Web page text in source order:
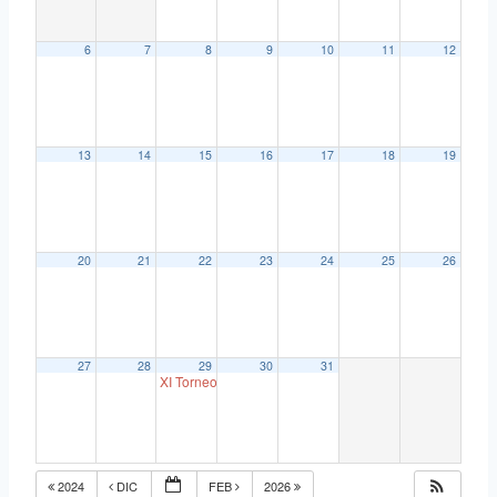
6 7 8 9 10 11 12
13 14 15 16 17 18 19
20 21 22 23 24 25 26
27 28 29
XI Torneo Café Pub JJ
30 31
2024 DIC FEB 2026